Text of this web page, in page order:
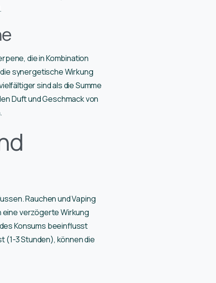
die in Kombination
synergetische Wirkung
sind als die Summe
Duft und Geschmack von
Rauchen und Vaping
verzögerte Wirkung
Konsums beeinflusst
(1-3 Stunden), können die